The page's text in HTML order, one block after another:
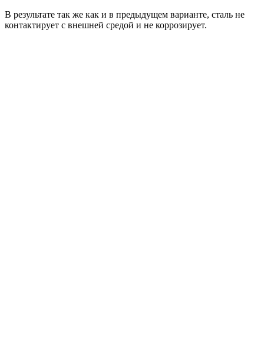
В результате так же как и в предыдущем варианте, сталь не
контактирует с внешней средой и не коррозирует.